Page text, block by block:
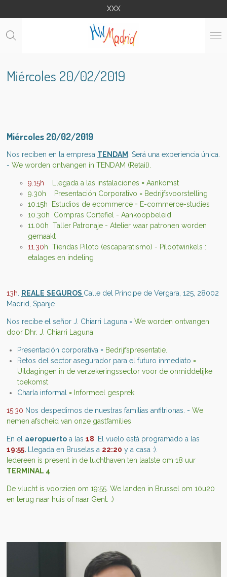
direct
naar
XXX
Miércoles 20/02/2019
Miércoles 20/02/2019
Nos reciben en la empresa TENDAM
. Será una experiencia única.
- We worden ontvangen in TENDAM (Retail).
9.15h
Llegada a las instalaciones = Aankomst
9.30h Presentación Corporativo = Bedrijfsvoorstelling
10.15h Estudios de ecommerce = E-commerce-studies
10.30h Compras Cortefiel - Aankoopbeleid
11.00h Taller Patronaje - Atelier waar patronen worden
gemaakt
11.30h Tiendas Piloto (escaparatismo) - Pilootwinkels :
etalages en indeling
13h REALE SEGUROS Calle del Príncipe de Vergara, 125, 28002
Madrid, Spanje
Nos recibe el señor J. Chiarri Laguna =We worden ontvangen
door Dhr. J. Chiarri Laguna.
Presentación corporativa = Bedrijfspresentatie.
Retos del sector asegurador para el futuro inmediato =
Uitdagingen in de verzekeringssector voor de onmiddelijke
toekomst
Charla informal
= Informeel gesprek
15:30 Nos despedimos de nuestras familias anfitrionas. - We
nemen afscheid van onze gastfamilies.
En el aeropuertoa las 18 . El vuelo está programado a las
19:55. Llegada en Bruselas a 22:20 y a casa :).
Iedereen is present in de luchthaven ten laatste om 18 uur
TERMINAL 4
De vlucht is voorzien om 19:55. We landen in Brussel om 10u20
en terug naar huis of naar Gent. :)